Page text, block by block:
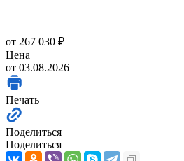
от 267 030 ₽
Цена
от 03.08.2026
Печать
Поделиться
Поделиться